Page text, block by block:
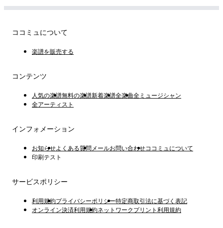
ココミュについて
楽譜を販売する
コンテンツ
人気の楽譜無料の楽譜新着楽譜全楽曲全ミュージシャン
全アーティスト
インフォメーション
お知らせよくある質問 メールお問い合わせココミュについて
印刷テスト
サービスポリシー
利用規約プライバシーポリシー特定商取引法に基づく表記
オンライン決済利用規約ネットワークプリント利用規約